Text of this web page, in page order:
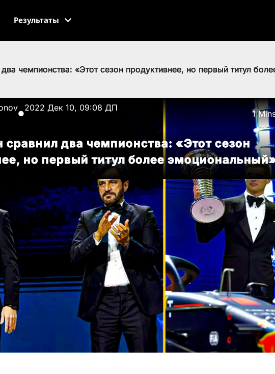
Результаты
чемпионства: «Этот сезон продуктивнее, но первый титул
●
2022 Дек 10, 09:08 ДП
1
сравнил два чемпионства: «Этот сезон
но первый титул более